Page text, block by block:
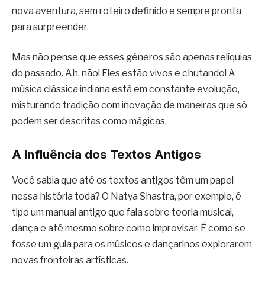
nova aventura, sem roteiro definido e sempre pronta
para surpreender.
Mas não pense que esses gêneros são apenas relíquias
do passado. Ah, não! Eles estão vivos e chutando! A
música clássica indiana está em constante evolução,
misturando tradição com inovação de maneiras que só
podem ser descritas como mágicas.
A Influência dos Textos Antigos
Você sabia que até os textos antigos têm um papel
nessa história toda? O Natya Shastra, por exemplo, é
tipo um manual antigo que fala sobre teoria musical,
dança e até mesmo sobre como improvisar. É como se
fosse um guia para os músicos e dançarinos explorarem
novas fronteiras artísticas.